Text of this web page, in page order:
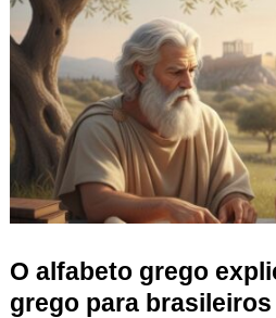
O alfabeto grego
grego para